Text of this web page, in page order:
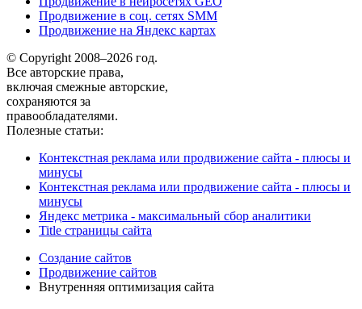
Продвижение в соц. сетях SMM
Продвижение на Яндекс картах
© Copyright 2008–2026 год.
Все авторские права,
включая смежные авторские,
сохраняются за
правообладателями.
Полезные статьи:
Контекстная реклама или продвижение сайта - плюсы и
минусы
Контекстная реклама или продвижение сайта - плюсы и
минусы
Яндекс метрика - максимальный сбор аналитики
Title страницы сайта
Создание сайтов
Продвижение сайтов
Внутренняя оптимизация сайта